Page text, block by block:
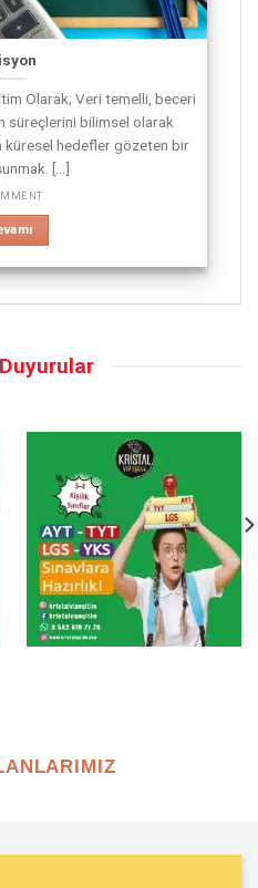
Olarak; Veri temelli, beceri
süreçlerini bilimsel olarak
küresel hedefler gözeten bir
[...]